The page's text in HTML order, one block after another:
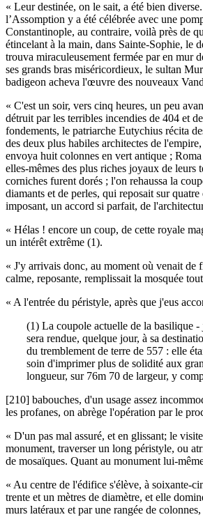
« Leur destinée, on le sait, a été bien
l’Assomption y a été célébrée avec une
Constantinople, au contraire, voilà près de
étincelant à la main, dans Sainte-Sophie, le
trouva miraculeusement fermée par en mur
ses grands bras miséricordieux, le sultan
badigeon acheva l'œuvre des nouveaux
« C'est un soir, vers cinq heures, un peu
détruit par les terribles incendies de 404 et
fondements, le patriarche Eutychius récita
des deux plus habiles architectes de
envoya huit colonnes en vert antique ;
elles-mêmes des plus riches joyaux de
corniches furent dorés ; l'on rehaussa la
diamants et de perles, qui reposait sur
imposant, un accord si parfait, de
« Hélas ! encore un coup, de cette royale
un intérêt extrême (1).
« J'y arrivais donc, au moment où venait de
calme, reposante, remplissait la mosquée
« A l'entrée du péristyle, après que j'eus
(1) La coupole actuelle de la basilique
sera rendue, quelque jour, à sa
du tremblement de terre de 557 : elle
soin d'imprimer plus de solidité aux
longueur, sur 76m 70 de largeur, y
[210] babouches, d'un usage assez
les profanes, on abrège l'opération par le
« D'un pas mal assuré, et en glissant; le
monument, traverser un long péristyle, ou
de mosaïques. Quant au monument lui-
« Au centre de l'édifice s'élève, à soixante-
trente et un mètres de diamètre, et elle
murs latéraux et par une rangée de